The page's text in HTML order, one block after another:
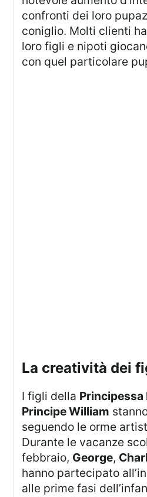
confronti dei loro
coniglio. Molti clienti
loro figli e nipoti
con quel particolare
la creatività dei
I figli della Principessa
Principe William
seguendo le orme
Durante le vacanze
febbraio, George,
hanno partecipato
alle prime fasi